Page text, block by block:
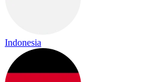
Indonesia